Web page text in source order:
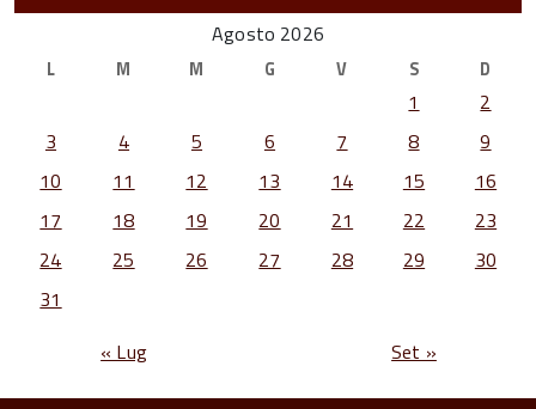
Agosto 2026
L M M G V S D
1
2
3
4 5 6 7 8
9
10
11 12 13 14 15
16
17
18 19 20 21 22
23
24
25 26 27 28 29
30
31
« Lug
Set »